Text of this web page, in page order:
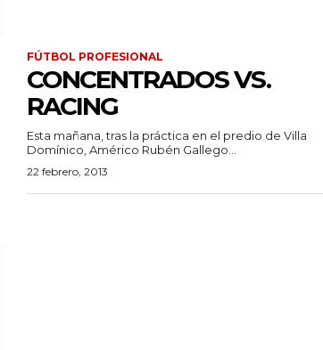
FÚTBOL PROFESIONAL
CONCENTRADOS VS.
RACING
Esta mañana, tras la práctica en el predio de Villa
Domínico, Américo Rubén Gallego...
22 febrero, 2013